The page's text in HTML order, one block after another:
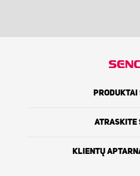
PRODUKTAI
ATRASKITE
KLIENTŲ